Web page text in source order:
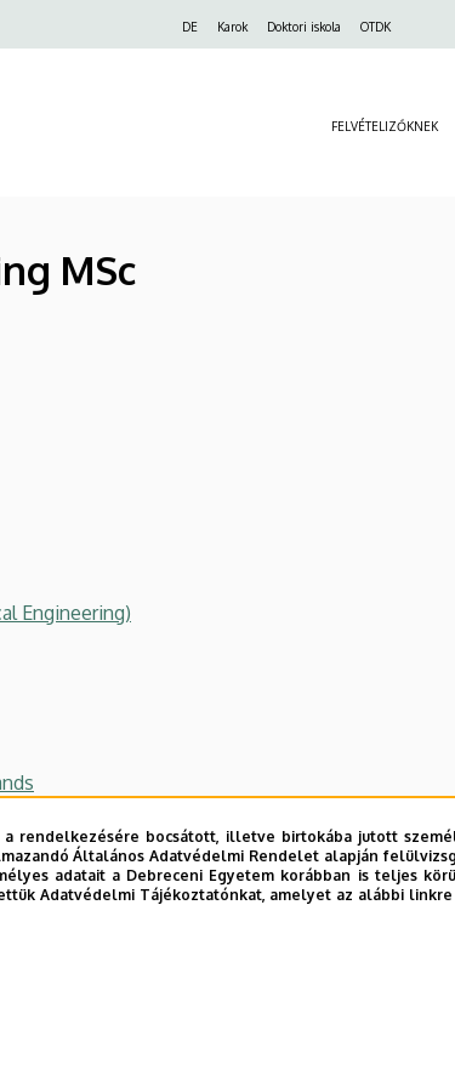
DE Karok Doktori iskola OTDK
FELVÉTELIZŐKNEK
MSc
Engineering)
rendelkezésére bocsátott, illetve birtokába jutott
Általános Adatvédelmi Rendelet alapján
adatait a Debreceni Egyetem korábban is teljes
Adatvédelmi Tájékoztatónkat, amelyet az alábbi